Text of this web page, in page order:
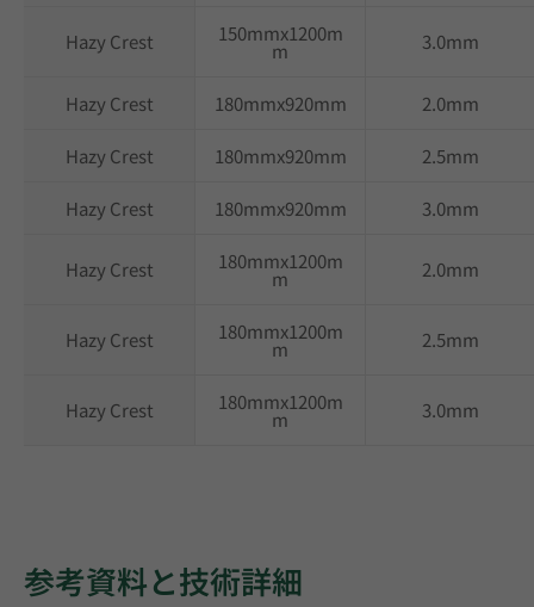
Hazy Crest 150mmx1200m
m 3.0mm
Hazy Crest 180mmx920mm 2.0mm
Hazy Crest 180mmx920mm 2.5mm
Hazy Crest 180mmx920mm 3.0mm
Hazy Crest 180mmx1200m
m 2.0mm
Hazy Crest 180mmx1200m
m 2.5mm
Hazy Crest 180mmx1200m
m 3.0mm
参考資料と技術詳細